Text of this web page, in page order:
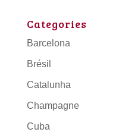
Categories
Barcelona
Brésil
Catalunha
Champagne
Cuba